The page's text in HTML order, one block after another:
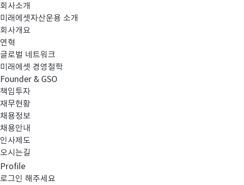
회사소개
미래에셋자산운용 소개
회사개요
연혁
글로벌 네트워크
미래에셋 경영철학
Founder & GSO
책임투자
재무현황
채용정보
채용안내
인사제도
오시는길
Profile
로그인 해주세요